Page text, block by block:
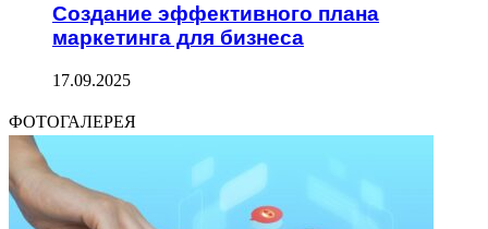
Создание эффективного плана
маркетинга для бизнеса
17.09.2025
ФОТОГАЛЕРЕЯ